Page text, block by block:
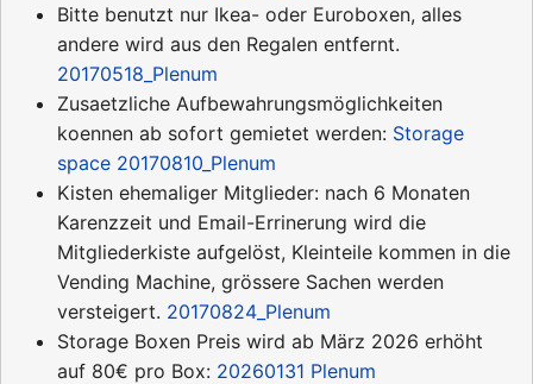
Bitte benutzt nur Ikea- oder Euroboxen, alles
andere wird aus den Regalen entfernt.
20170518_Plenum
Zusaetzliche Aufbewahrungsmöglichkeiten
koennen ab sofort gemietet werden: Storage
space 20170810_Plenum
Kisten ehemaliger Mitglieder: nach 6 Monaten
Karenzzeit und Email-Errinerung wird die
Mitgliederkiste aufgelöst, Kleinteile kommen in die
Vending Machine, grössere Sachen werden
versteigert. 20170824_Plenum
Storage Boxen Preis wird ab März 2026 erhöht
auf 80€ pro Box: 20260131 Plenum